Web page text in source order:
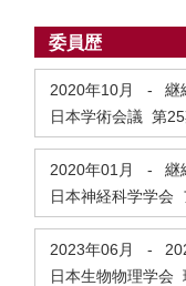
委員歴
2020年10月 -
継
日本学術会議 第
2020年01月 -
継
日本神経科学学会
2023年06月 -
日本生物物理学会